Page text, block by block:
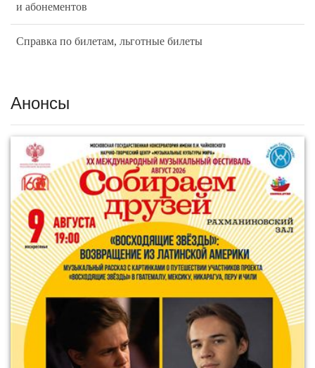
и абонементов
Справка по билетам, льготные билеты
Анонсы